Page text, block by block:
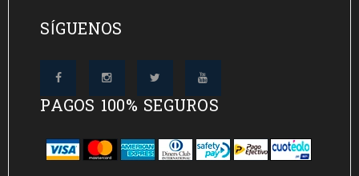
SÍGUENOS
PAGOS 100% SEGUROS